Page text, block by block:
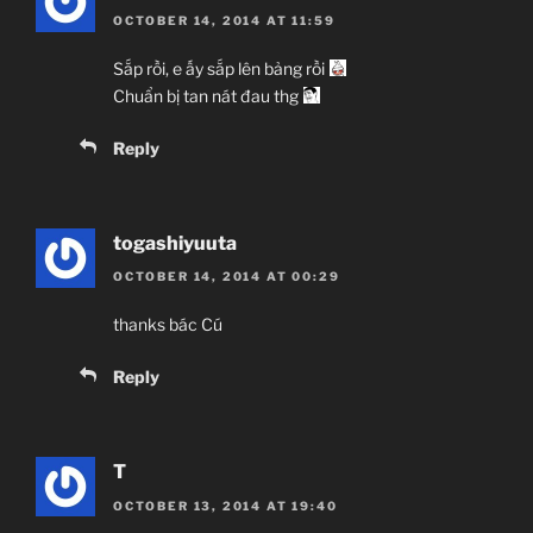
OCTOBER 14, 2014 AT 11:59
Sắp rồi, e ấy sắp lên bảng rồi
Chuẩn bị tan nát đau thg
Reply
togashiyuuta
OCTOBER 14, 2014 AT 00:29
thanks bác Cú
Reply
T
OCTOBER 13, 2014 AT 19:40